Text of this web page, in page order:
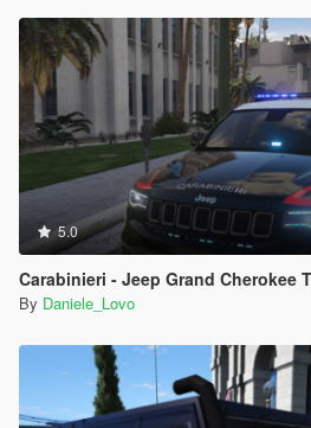
5.0
Carabinieri - Jeep Grand Cherokee
By Daniele_Lovo